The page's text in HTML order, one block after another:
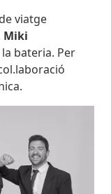
viatge
Miki
la bateria. Per